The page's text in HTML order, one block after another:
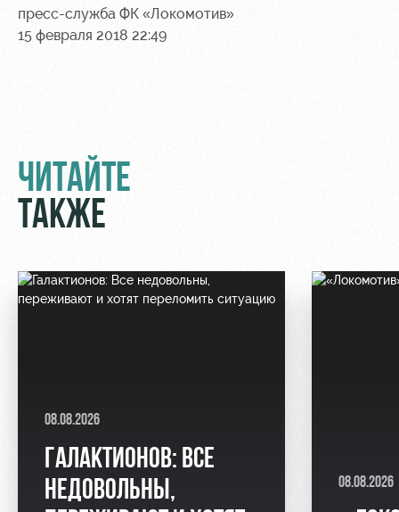
пресс-служба ФК «Локомотив»
15 февраля 2018 22:49
ЧИТАЙТЕ
ТАКЖЕ
08.08.2026
ГАЛАКТИОНОВ: ВСЕ
НЕДОВОЛЬНЫ,
08.08.2026